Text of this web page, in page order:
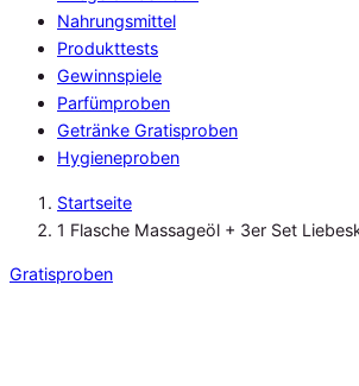
Nahrungsmittel
Produkttests
Gewinnspiele
Parfümproben
Getränke Gratisproben
Hygieneproben
Startseite
1 Flasche Massageöl + 3er Set
Gratisproben